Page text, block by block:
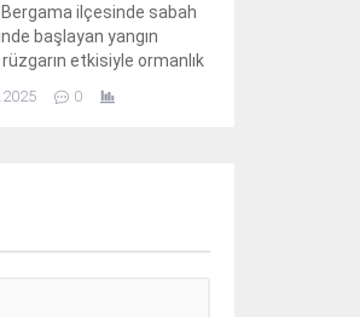
Bergama ilçesinde sabah
başlayan yangın
etkisiyle ormanlık
0